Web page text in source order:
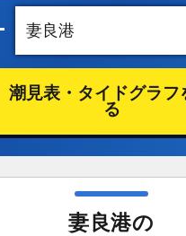
潮見表・タイドグラフ
る
妻良港の